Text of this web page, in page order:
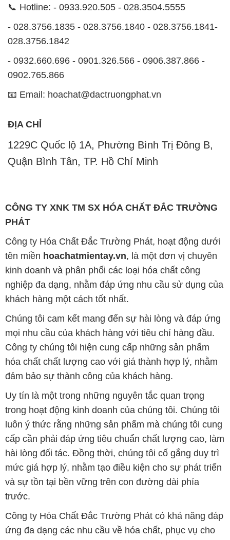
0902.765.866
📧 Email: hoachat@dactruongphat.vn
ĐỊA CHỈ
1229C Quốc lộ 1A, Phường Bình Trị Đông B,
Quận Bình Tân, TP. Hồ Chí Minh
CÔNG TY XNK TM SX HÓA CHẤT ĐẮC TRƯỜNG
PHÁT
kinh doanh và phân phối các loại hóa chất công
nghiệp đa dạng, nhằm đáp ứng nhu cầu sử dụng của
khách hàng một cách tốt nhất.
Chúng tôi cam kết mang đến sự hài lòng và đáp ứng
mọi nhu cầu của khách hàng với tiêu chí hàng đầu.
Công ty chúng tôi hiện cung cấp những sản phẩm
hóa chất chất lượng cao với giá thành hợp lý, nhằm
đảm bảo sự thành công của khách hàng.
Uy tín là một trong những nguyên tắc quan trọng
trong hoạt động kinh doanh của chúng tôi. Chúng tôi
luôn ý thức rằng những sản phẩm mà chúng tôi cung
cấp cần phải đáp ứng tiêu chuẩn chất lượng cao, làm
hài lòng đối tác. Đồng thời, chúng tôi cố gắng duy trì
mức giá hợp lý, nhằm tạo điều kiện cho sự phát triển
và sự tồn tại bền vững trên con đường dài phía
trước.
Công ty Hóa Chất Đắc Trường Phát có khả năng đáp
ứng đa dạng các nhu cầu về hóa chất, phục vụ cho
tất cả các ngành nghề và lĩnh vực sản xuất khác
nhau tại TP. Hồ Chí Minh. Sứ mệnh của chúng tôi là
cung cấp và phân phối những sản phẩm hóa chất
đảm bảo chất lượng và giá thành tốt nhất trên thị